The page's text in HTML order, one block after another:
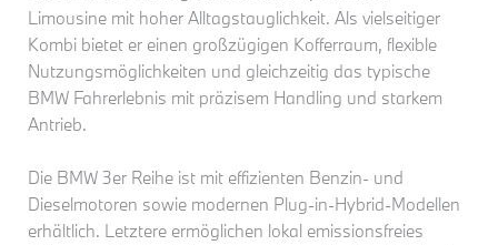
Limousine mit hoher Alltagstauglichkeit. Als vielseitiger
Kombi bietet er einen großzügigen Kofferraum, flexible
Nutzungsmöglichkeiten und gleichzeitig das typische
BMW Fahrerlebnis mit präzisem Handling und starkem
Antrieb.
Die BMW 3er Reihe ist mit effizienten Benzin- und
Dieselmotoren sowie modernen Plug-in-Hybrid-Modellen
erhältlich. Letztere ermöglichen lokal emissionsfreies